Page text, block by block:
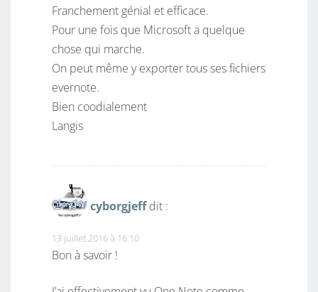
Franchement génial et efficace.
Pour une fois que Microsoft a quelque
chose qui marche.
On peut même y exporter tous ses fichiers
evernote.
Bien coodialement
Langis
cyborgjeff dit :
13 juillet 2016 à 16:10
Bon à savoir !